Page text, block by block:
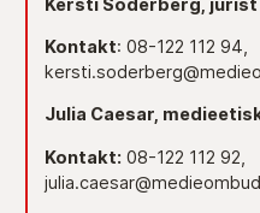
Kontakt: 08-122 112 94,
Julia Caesar,
Kontakt: 08-122 112 92,